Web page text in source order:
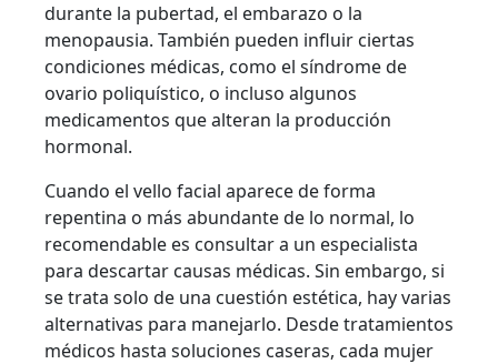
durante la pubertad, el embarazo o la
menopausia. También pueden influir ciertas
condiciones médicas, como el síndrome de
ovario poliquístico, o incluso algunos
medicamentos que alteran la producción
hormonal.
Cuando el vello facial aparece de forma
repentina o más abundante de lo normal, lo
recomendable es consultar a un especialista
para descartar causas médicas. Sin embargo, si
se trata solo de una cuestión estética, hay varias
alternativas para manejarlo. Desde tratamientos
médicos hasta soluciones caseras, cada mujer